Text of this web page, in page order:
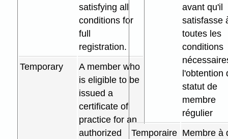
satisfying all
conditions for
full
registration.
Temporary
A member who
is eligible to be
issued a
certificate of
practice for an
authorized
avant qu'il
satisfasse
toutes les
conditions
l'obtention
statut de
membre
régulier
Temporaire Membre à